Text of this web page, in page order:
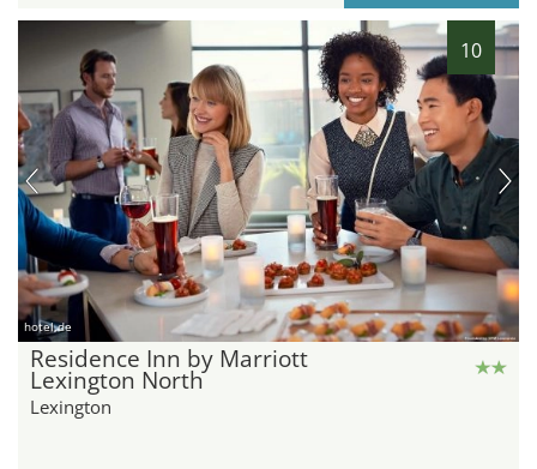
10
hotel.de
Residence Inn by Marriott
Lexington North
Lexington